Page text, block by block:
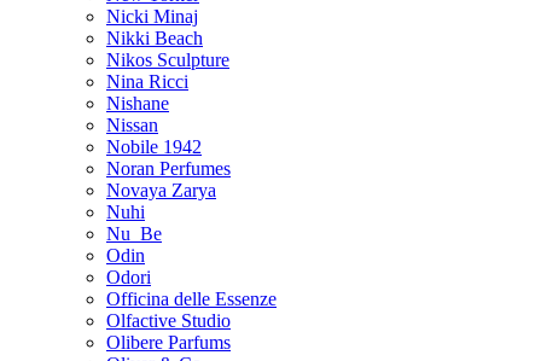
Nicki Minaj
Nikki Beach
Nikos Sculpture
Nina Ricci
Nishane
Nissan
Nobile 1942
Noran Perfumes
Novaya Zarya
Nuhi
Nu_Be
Odin
Odori
Officina delle Essenze
Olfactive Studio
Olibere Parfums